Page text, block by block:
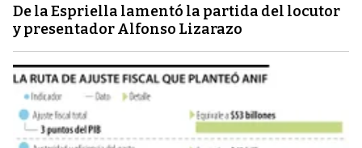
De la Espriella lamentó la partida del locutor
y presentador Alfonso Lizarazo